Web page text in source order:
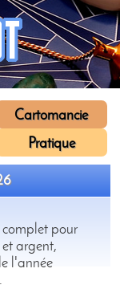
Cartomancie
Pratique
pour
argent,
l'année